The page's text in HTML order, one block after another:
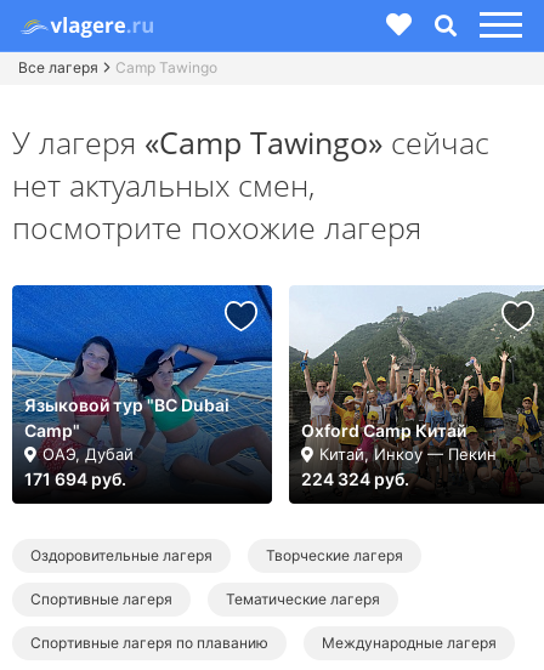
Все лагеря Camp Tawingo
У лагеря «Camp Tawingo» сейчас
нет актуальных смен,
посмотрите похожие лагеря
Языковой тур "BC Dubai
Camp"
ОАЭ, Дубай
171 694 руб.
Oxford Camp Китай
Китай, Инкоу — Пекин
224 324 руб.
Оздоровительные лагеря Творческие лагеря
Спортивные лагеря Тематические лагеря
Спортивные лагеря по плаванию Международные лагеря